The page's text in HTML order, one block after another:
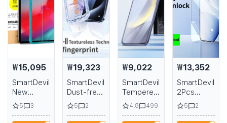
₩15,095
SmartDevil
New
tempered
glass For
ipad pro
5 3
₩19,323
SmartDevil
Dust-free
Tempered
Glass Film
for iPhone
5 2
₩9,022
SmartDevil
Tempered
Glass Film
Without
Dust for
4.8 499
₩13,352
SmartDevil
2Pcs
Tempered
Glass Film
for Redmi
5 2